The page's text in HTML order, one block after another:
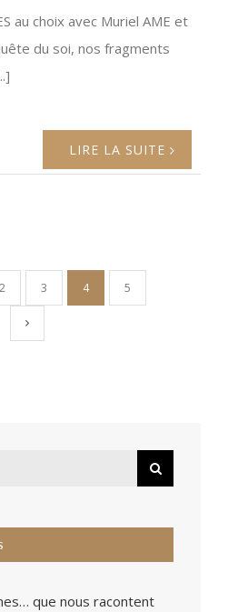
au choix avec Muriel AME et
du soi, nos fragments
LIRE LA SUITE
2 3 4 5
que nous racontent